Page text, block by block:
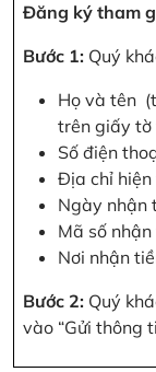
Đăng ký tham
Bước 1: Quý
Họ và tên
trên giấy tờ
Số điện
Địa chỉ hiện
Ngày nhận
Mã số
Nơi nhận
Bước 2: Quý
vào “Gửi thông